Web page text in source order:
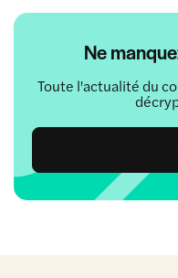
Ne
Toute l'actualité du